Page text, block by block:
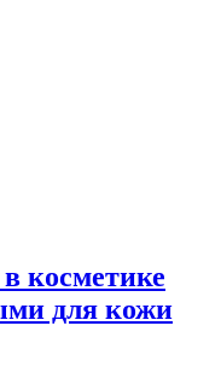
косметике
для кожи